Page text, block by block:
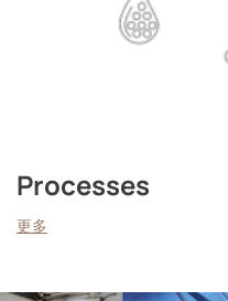
Processes
更多